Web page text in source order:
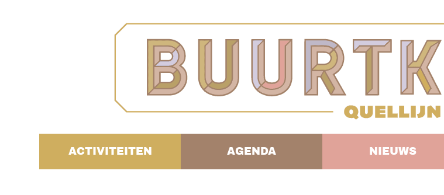
ACTIVITEITEN AGENDA NIEUWS